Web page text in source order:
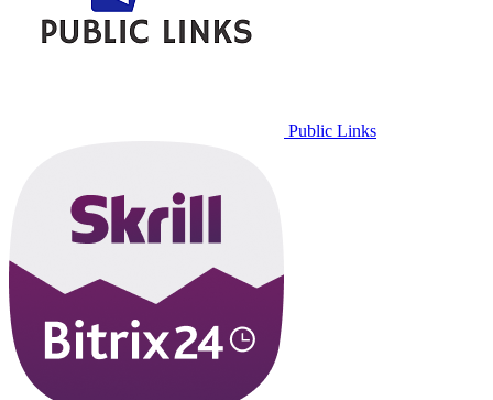
Public Links